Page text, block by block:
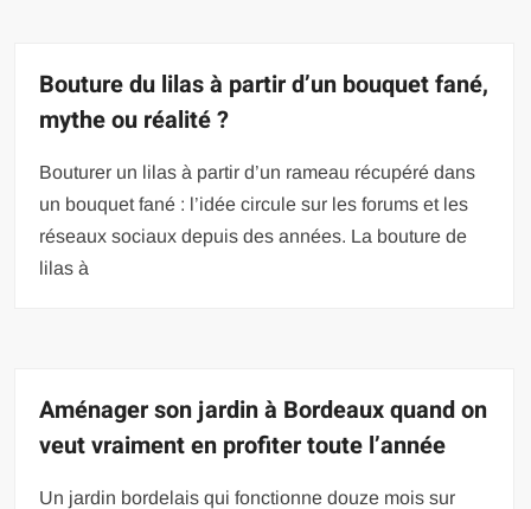
Bouture du lilas à partir d’un bouquet fané,
mythe ou réalité ?
Bouturer un lilas à partir d’un rameau récupéré dans
un bouquet fané : l’idée circule sur les forums et les
réseaux sociaux depuis des années. La bouture de
lilas à
Aménager son jardin à Bordeaux quand on
veut vraiment en profiter toute l’année
Un jardin bordelais qui fonctionne douze mois sur